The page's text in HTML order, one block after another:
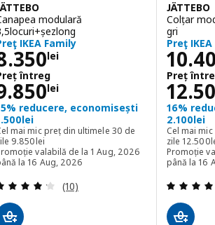
modulară
IKEA Family
lei
8350lei
întreg
lei
întreg 9850lei
reducere, economisești
mai mic preț din ultimele 30 de
9.850lei
Cel mai mic preț din ultimele 30 de zile 9850lei
valabilă de la 1 Aug, 2026
la 16 Aug, 2026
Evaluare: 4.2 din 5 stele. Total
(10)
JÄTTEBO
Colțar
gri
Preţ
Preţ
Preț
Preț
16%
2.100lei
Cel mai
zile 12.500
Cel
Promoție
până la 16